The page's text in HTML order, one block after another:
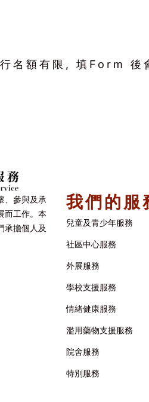
行名額有限, 填Form
、參與及承
而工作。本
承擔個人及
我們的服
兒童及青少年服務
社區中心服務
外展服務
學校支援服務
情緒健康服務
濫用藥物支援服務
院舍服務
特別服務